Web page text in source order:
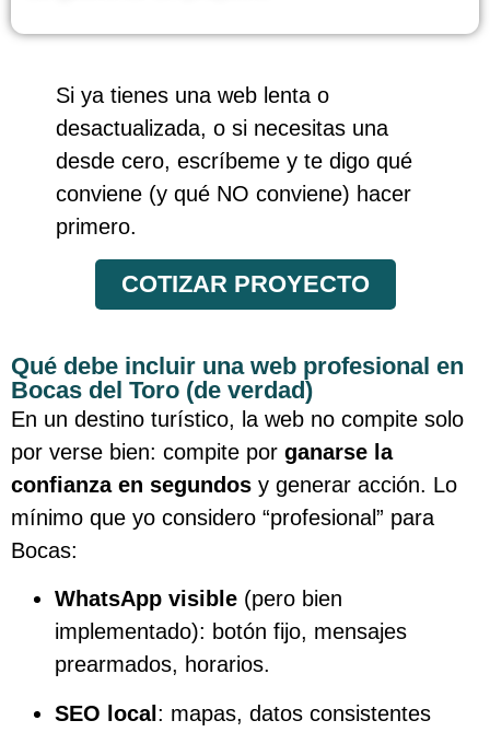
Si ya tienes una web lenta o
desactualizada, o si necesitas una
desde cero, escríbeme y te digo qué
conviene (y qué NO conviene) hacer
primero.
COTIZAR PROYECTO
Qué debe incluir una web profesional en
Bocas del Toro (de verdad)
En un destino turístico, la web no compite solo
por verse bien: compite por ganarse la
confianza en segundos y generar acción. Lo
mínimo que yo considero “profesional” para
Bocas:
WhatsApp visible (pero bien
implementado): botón fijo, mensajes
prearmados, horarios.
SEO local: mapas, datos consistentes